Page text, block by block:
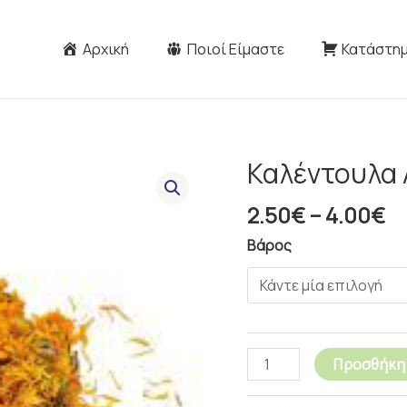
Αρχική Ποιοί Είμαστε
2.50€–4.00€
Βάρος
Καλέντουλα
Ανθός
Ολόκληρος
ποσότητα
Προσθήκη